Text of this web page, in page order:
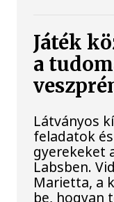
Játék
a
Látványos
feladatok
gyerekeket
Labsben.
Marietta, a
be, hogyan